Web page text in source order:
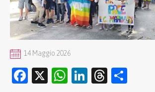
14 Maggio 2026
Facebook
X WhatsApp
LinkedIn
Threads